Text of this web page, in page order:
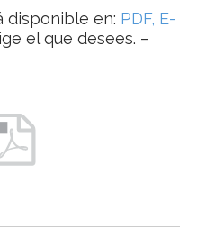
disponible en: PDF, E-
el que desees. –